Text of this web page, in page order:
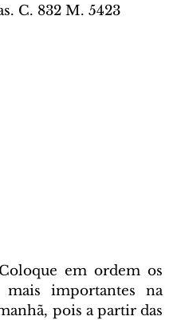
C. 832 M. 5423
Coloque em ordem os
mais importantes na
pois a partir das